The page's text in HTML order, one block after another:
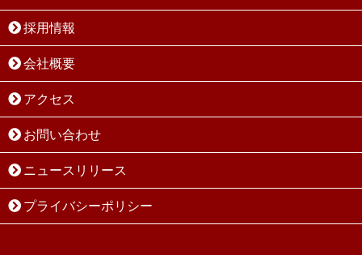
採用情報
会社概要
アクセス
お問い合わせ
ニュースリリース
プライバシーポリシー